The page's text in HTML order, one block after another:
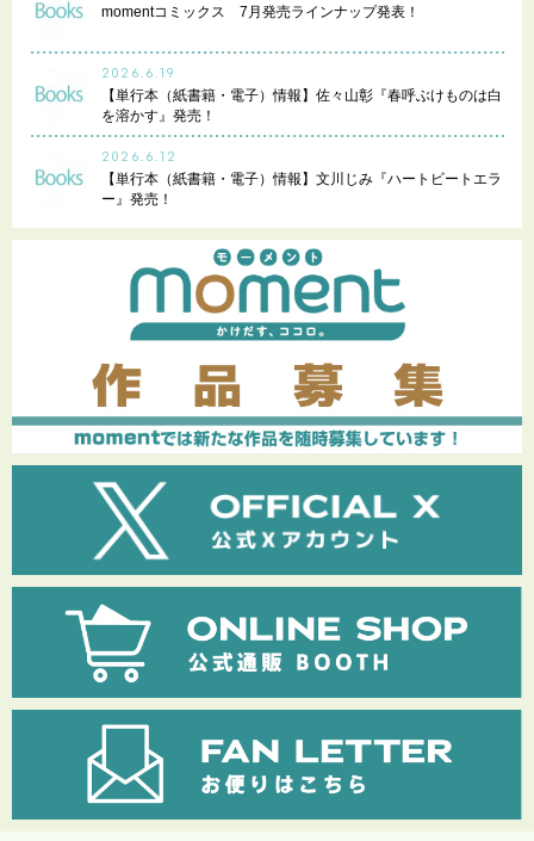
momentコミックス 7月発売ラインナップ発表！
2026.6.19
【単行本（紙書籍・電子）情報】佐々山彰『春呼ぶけものは白
を溶かす』発売！
2026.6.12
【単行本（紙書籍・電子）情報】文川じみ『ハートビートエラ
ー』発売！